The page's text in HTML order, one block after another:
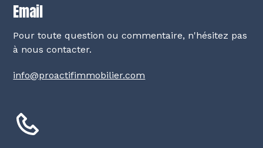
Email
Pour toute question ou commentaire, n'hésitez pas
à nous contacter.
info@proactifimmobilier.com